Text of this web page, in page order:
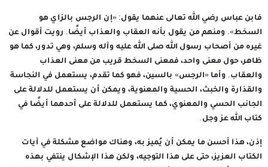
فابن عباس رضي الله تعالى عنهما يقول: «إن الرجس بالزاي هو
السخط». ومنهم من يقول بأنه العقاب والعذاب أيضًا. رويت أقوال عن
غيره من أصحاب رسول الله صلى الله عليه وآله وسلم، وهي تدور، كما هو
ظاهر، حول معنى واحد، فمعنى السخط قريب من معنى العذاب
والعقاب. وأما «الرجس» بالسين، فهو كما تقدم، يستعمل في النجاسة
والقذارة والخبث، الحسية والمعنوية، ويمكن أن يستعمل للدلالة على
الجانب الحسي والمعنوي، كما يستعمل للدلالة على أحدهما أيضًا في
كتاب الله عز وجل.
إذن، هذا أحسن ما يمكن أن يُميز به، وهناك مواضع مشكلة في آيات
الكتاب العزيز، حتى على هذا التوجيه، ولكن هذا الإشكال ينتفي بهذه